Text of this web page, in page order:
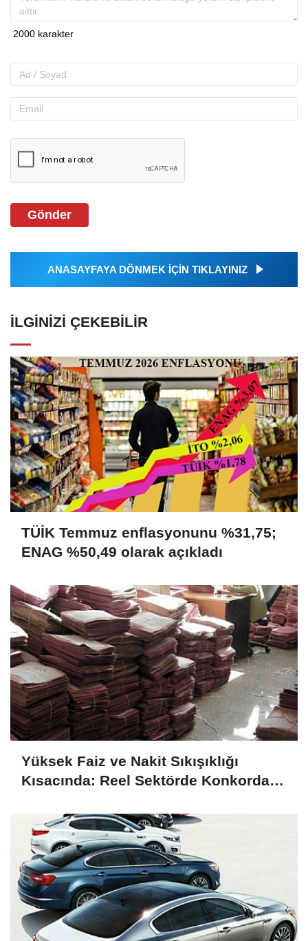
Gönder
ANASAYFAYA DÖNMEK İÇİN TIKLAYINIZ
İLGINIZI ÇEKEBILIR
TÜİK Temmuz enflasyonunu %31,75;
ENAG %50,49 olarak açıkladı
Yüksek Faiz ve Nakit Sıkışıklığı
Kısacında: Reel Sektörde Konkordato